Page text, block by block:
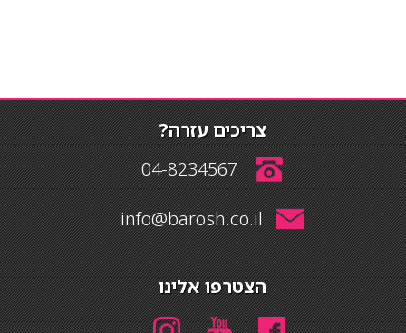
צריכים עזרה?
04-8234567
info@barosh.co.il
הצטרפו אלינו